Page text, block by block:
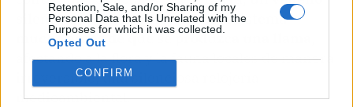
Retention, Sale, and/or Sharing of my
Personal Data that Is Unrelated with the
Purposes for which it was collected.
Opted Out
CONFIRM
silencioso que se filtra en el ecosistema
mucho antes de que se produzca una llama
afectando a la flora y la fauna locales de manera
irreversible, una silenciosa relojería
medioambiental.